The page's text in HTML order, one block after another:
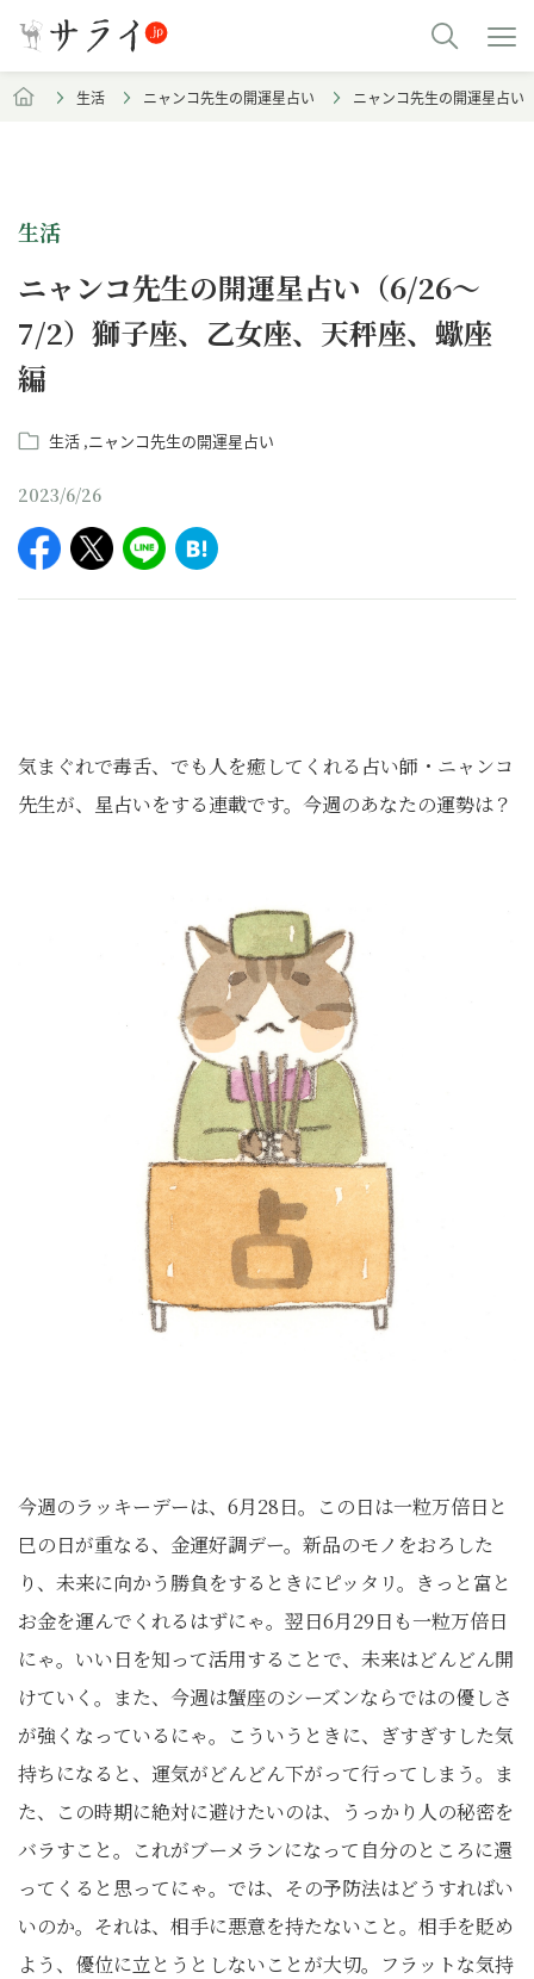
生活 ニャンコ先生の開運星占い ニャンコ先生の開運星占
生活
ニャンコ先生の開運星占い（6/26～
7/2）獅子座、乙女座、天秤座、蠍座
編
生活 ニャンコ先生の開運星占い
2023/6/26
気まぐれで毒舌、でも人を癒してくれる占い師・ニャンコ
先生が、星占いをする連載です。今週のあなたの運勢は？
今週のラッキーデーは、6月28日。この日は一粒万倍日と
巳の日が重なる、金運好調デー。新品のモノをおろした
り、未来に向かう勝負をするときにピッタリ。きっと富と
お金を運んでくれるはずにゃ。翌日6月29日も一粒万倍日
にゃ。いい日を知って活用することで、未来はどんどん開
けていく。また、今週は蟹座のシーズンならではの優しさ
が強くなっているにゃ。こういうときに、ぎすぎすした気
持ちになると、運気がどんどん下がって行ってしまう。ま
た、この時期に絶対に避けたいのは、うっかり人の秘密を
バラすこと。これがブーメランになって自分のところに還
ってくると思ってにゃ。では、その予防法はどうすればい
いのか。それは、相手に悪意を持たないこと。相手を貶め
よう、優位に立とうとしないことが大切。フラットな気持